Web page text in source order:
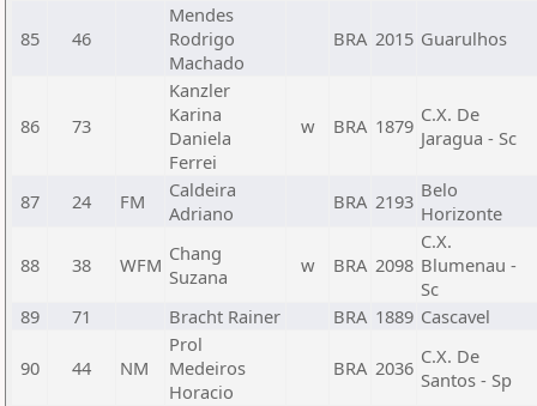
85 46
Mendes
Rodrigo
Machado
BRA 2015 Guarulhos
86 73
Kanzler
Karina
Daniela
Ferrei
w BRA 1879 C.X. De
Jaragua - Sc
87 24 FM
Caldeira
Adriano
BRA 2193 Belo
Horizonte
88 38 WFM Chang
Suzana
w BRA 2098
C.X.
Blumenau -
Sc
89
71 Bracht Rainer BRA 1889 Cascavel
90 44 NM
Prol
Medeiros
Horacio
BRA 2036 C.X. De
Santos - Sp